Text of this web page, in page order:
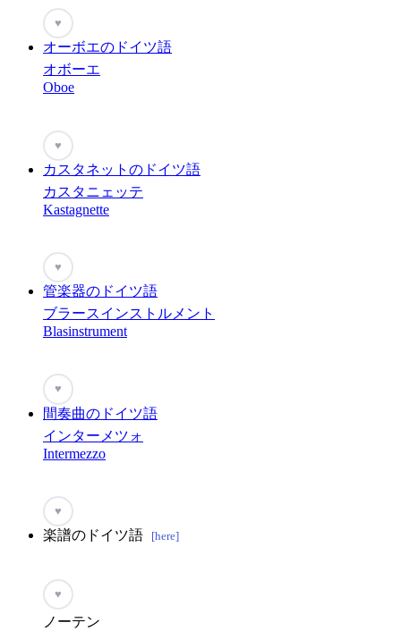
♥
オーボエのドイツ語
オボーエ
Oboe
♥
カスタネットのドイツ語
カスタニェッテ
Kastagnette
♥
管楽器のドイツ語
ブラースインストルメント
Blasinstrument
♥
間奏曲のドイツ語
インターメツォ
Intermezzo
♥
楽譜のドイツ語 [here]
♥
ノーテン